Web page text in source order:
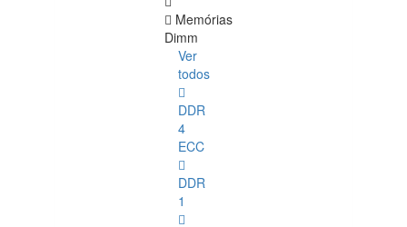
Memórias
Dimm
Ver
todos
DDR
4
ECC
DDR
1